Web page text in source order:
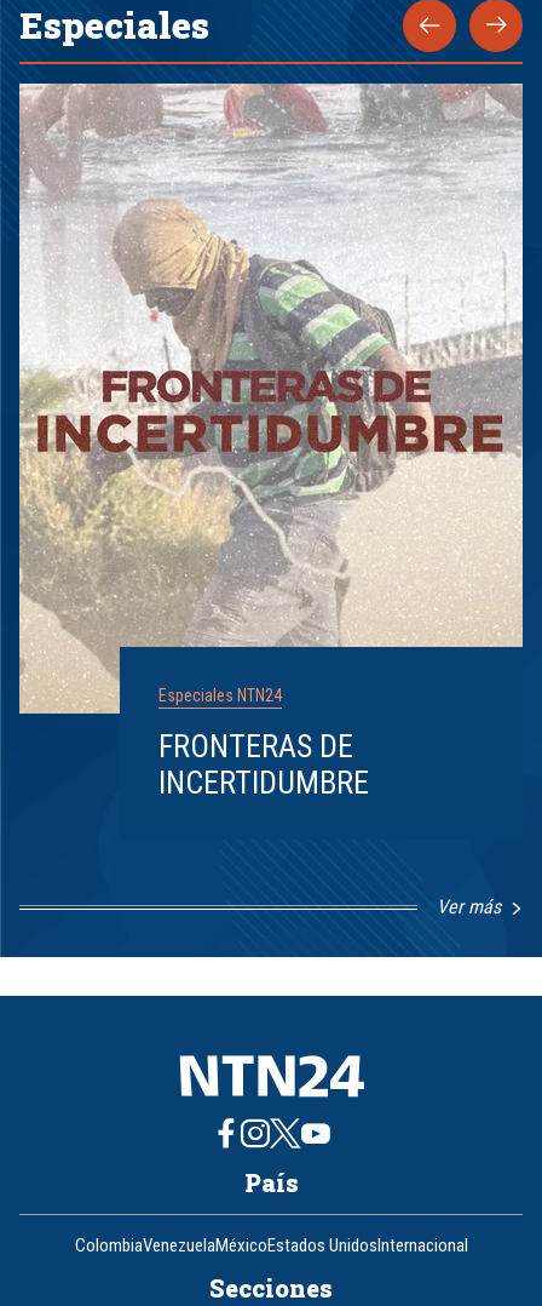
Especiales
Especiales NTN24
FRONTERAS DE
INCERTIDUMBRE
Ver más
1
8
País
ColombiaVenezuelaMéxicoEstados UnidosInternacional
Secciones